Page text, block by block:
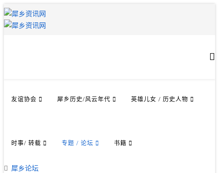
友谊协会 犀乡历史/风云年代 英雄儿女 / 历史人物
时事/ 转载 专题 / 论坛 书籍
犀乡论坛